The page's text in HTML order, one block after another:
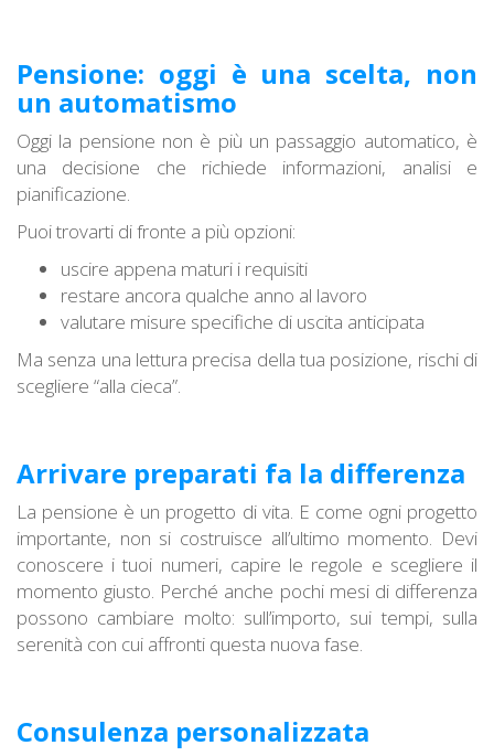
Pensione: oggi è una scelta, non
un automatismo
Oggi la pensione non è più un passaggio automatico, è
una decisione che richiede informazioni, analisi e
pianificazione.
Puoi trovarti di fronte a più opzioni:
uscire appena maturi i requisiti
restare ancora qualche anno al lavoro
valutare misure specifiche di uscita anticipata
Ma senza una lettura precisa della tua posizione, rischi di
scegliere “alla cieca”.
Arrivare preparati fa la differenza
La pensione è un progetto di vita. E come ogni progetto
importante, non si costruisce all’ultimo momento. Devi
conoscere i tuoi numeri, capire le regole e scegliere il
momento giusto. Perché anche pochi mesi di differenza
possono cambiare molto: sull’importo, sui tempi, sulla
serenità con cui affronti questa nuova fase.
Consulenza personalizzata